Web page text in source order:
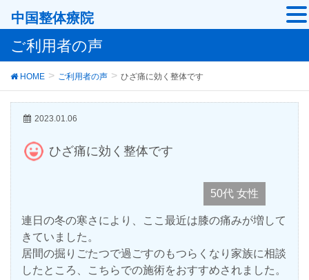
ご利用者の声
HOME ご利用者の声 ひざ痛に効く整体です
2023.01.06
ひざ痛に効く整体です
50代 女性
連日の冬の寒さにより、ここ最近は膝の痛みが増して
きていました。
居間の掘りごたつで過ごすのもつらくなり家族に相談
したところ、こちらでの施術をおすすめされました。
中国整体療院